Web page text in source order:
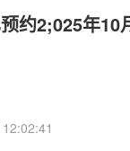
约2;025年10